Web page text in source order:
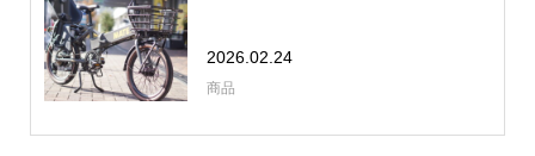
2026.02.24
商品